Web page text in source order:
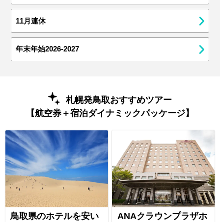
11月連休
年末年始2026-2027
札幌発鳥取おすすめツアー
【航空券＋宿泊ダイナミックパッケージ】
鳥取県のホテルを安い
ANAクラウンプラザホ